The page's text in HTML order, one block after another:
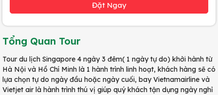
Đặt Ngay
Tổng Quan Tour
Tour du lịch Singapore 4 ngày 3 đêm( 1 ngày tự do) khởi hành từ
Hà Nội và Hồ Chí Minh là 1 hành trình linh hoạt, khách hàng sẽ có
lựa chọn tự do ngày đầu hoặc ngày cuối, bay Vietnamairline và
Vietjet air là hành trình thú vị giúp quý khách tận dụng ngày nghỉ